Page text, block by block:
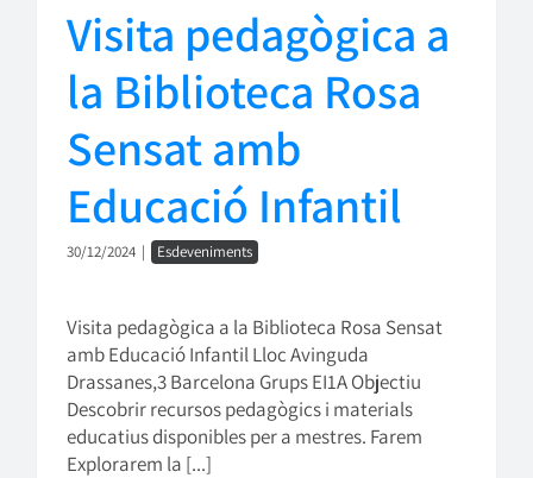
Visita pedagògica a
la Biblioteca Rosa
Sensat amb
Educació Infantil
30/12/2024 | Esdeveniments
Visita pedagògica a la Biblioteca Rosa Sensat
amb Educació Infantil Lloc Avinguda
Drassanes,3 Barcelona Grups EI1A Objectiu
Descobrir recursos pedagògics i materials
educatius disponibles per a mestres. Farem
Explorarem la [...]